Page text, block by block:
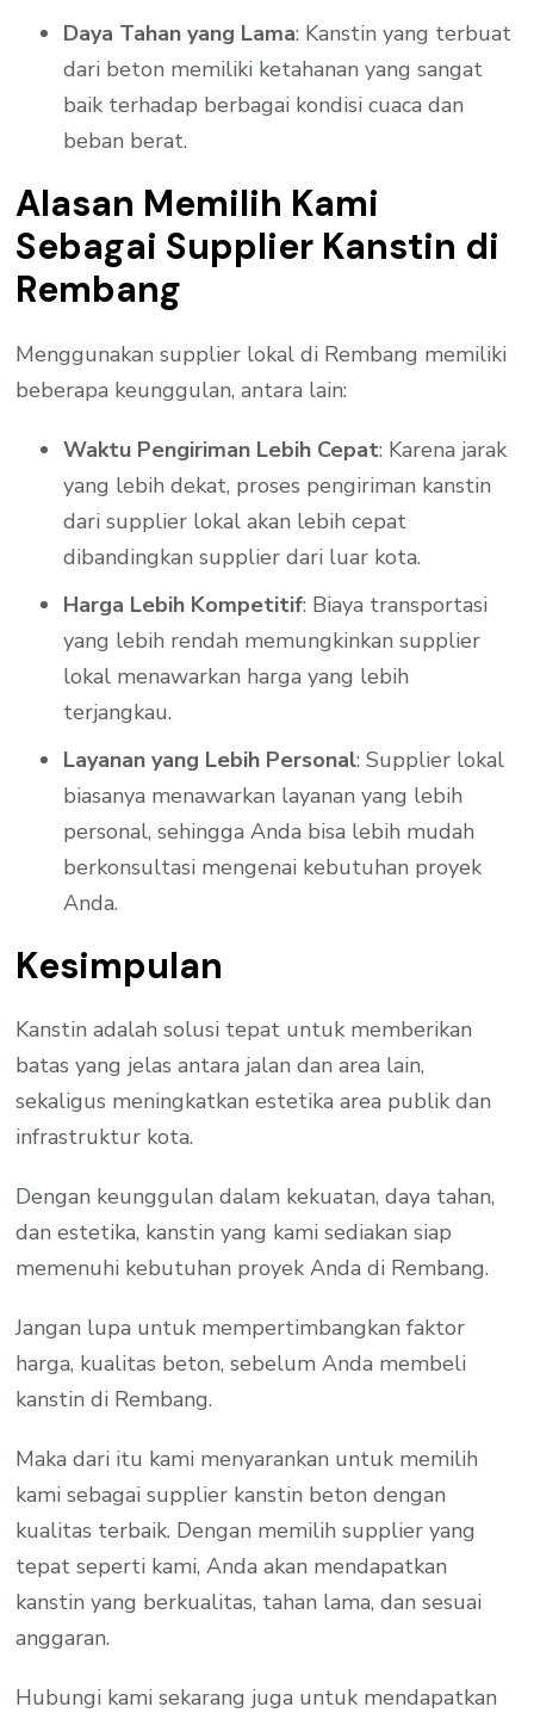
Daya Tahan yang Lama: Kanstin yang terbuat
dari beton memiliki ketahanan yang sangat
baik terhadap berbagai kondisi cuaca dan
beban berat.
Alasan Memilih Kami
Sebagai Supplier Kanstin di
Rembang
Menggunakan supplier lokal di Rembang memiliki
beberapa keunggulan, antara lain:
Waktu Pengiriman Lebih Cepat: Karena jarak
yang lebih dekat, proses pengiriman kanstin
dari supplier lokal akan lebih cepat
dibandingkan supplier dari luar kota.
Harga Lebih Kompetitif: Biaya transportasi
yang lebih rendah memungkinkan supplier
lokal menawarkan harga yang lebih
terjangkau.
Layanan yang Lebih Personal: Supplier lokal
biasanya menawarkan layanan yang lebih
personal, sehingga Anda bisa lebih mudah
berkonsultasi mengenai kebutuhan proyek
Anda.
Kesimpulan
Kanstin adalah solusi tepat untuk memberikan
batas yang jelas antara jalan dan area lain,
sekaligus meningkatkan estetika area publik dan
infrastruktur kota.
Dengan keunggulan dalam kekuatan, daya tahan,
dan estetika, kanstin yang kami sediakan siap
memenuhi kebutuhan proyek Anda di Rembang.
Jangan lupa untuk mempertimbangkan faktor
harga, kualitas beton, sebelum Anda membeli
kanstin di Rembang.
Maka dari itu kami menyarankan untuk memilih
kami sebagai supplier kanstin beton dengan
kualitas terbaik. Dengan memilih supplier yang
tepat seperti kami, Anda akan mendapatkan
kanstin yang berkualitas, tahan lama, dan sesuai
anggaran.
Hubungi kami sekarang juga untuk mendapatkan